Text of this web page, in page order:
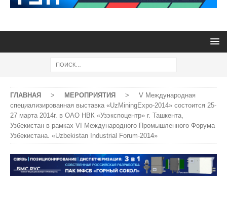
ГЛАВНАЯ > МЕРОПРИЯТИЯ >
V Международная
специализированная выставка «UzMiningExpo-2014» состоится 25-
27 марта 2014г. в ОАО НВК «Узэкспоцентр» г. Ташкента,
Узбекистан в рамках VI Международного Промышленного Форума
Узбекистана. «Uzbekistan Industrial Forum-2014»